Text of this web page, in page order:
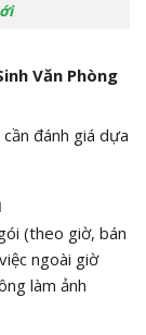
Văn Phòng
đánh giá dựa
(theo giờ, bán
ngoài giờ
làm ảnh